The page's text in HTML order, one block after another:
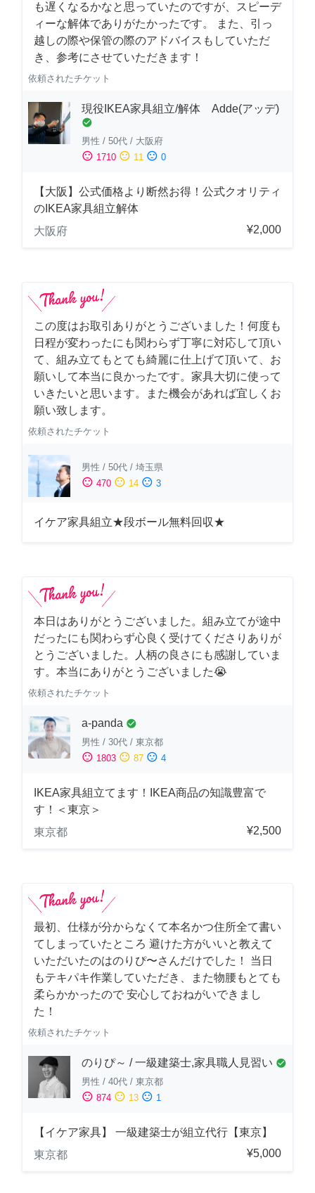
も遅くなるかなと思っていたのですが、スピーデ
ィーな解体でありがたかったです。 また、引っ
越しの際や保管の際のアドバイスもしていただ
き、参考にさせていただきます！
依頼されたチケット
現役IKEA家具組立/解体 Adde(アッデ)
check_circle
男性 / 50代 / 大阪府
sentiment_satisfied 1710 sentiment_neutral 11 sentiment_dissatisfied 0
【大阪】公式価格より断然お得！公式クオリティ
のIKEA家具組立解体
大阪府
¥2,000
この度はお取引ありがとうございました！何度も
日程が変わったにも関わらず丁寧に対応して頂い
て、組み立てもとても綺麗に仕上げて頂いて、お
願いして本当に良かったです。家具大切に使って
いきたいと思います。また機会があれば宜しくお
願い致します。
依頼されたチケット
男性 / 50代 / 埼玉県
sentiment_satisfied 470 sentiment_neutral 14 sentiment_dissatisfied 3
イケア家具組立★段ボール無料回収★
本日はありがとうございました。組み立てが途中
だったにも関わらず心良く受けてくださりありが
とうございました。人柄の良さにも感謝していま
す。本当にありがとうございました😭
依頼されたチケット
a-panda check_circle
男性 / 30代 / 東京都
sentiment_satisfied 1803 sentiment_neutral 87 sentiment_dissatisfied 4
IKEA家具組立てます！IKEA商品の知識豊富で
す！＜東京＞
東京都
¥2,500
最初、仕様が分からなくて本名かつ住所全て書い
てしまっていたところ 避けた方がいいと教えて
いただいたのはのりぴ〜さんだけでした！ 当日
もテキパキ作業していただき、また物腰もとても
柔らかかったので 安心しておねがいできまし
た！
依頼されたチケット
のりぴ～ / 一級建築士,家具職人見習い check_circle
男性 / 40代 / 東京都
sentiment_satisfied 874 sentiment_neutral 13 sentiment_dissatisfied 1
【イケア家具】 一級建築士が組立代行【東京】
東京都
¥5,000